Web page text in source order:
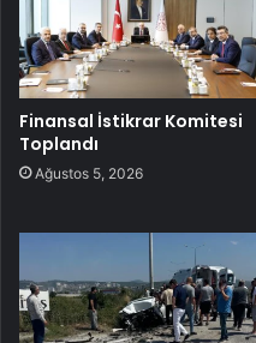
Finansal İstikrar Komitesi
Toplandı
Ağustos 5, 2026